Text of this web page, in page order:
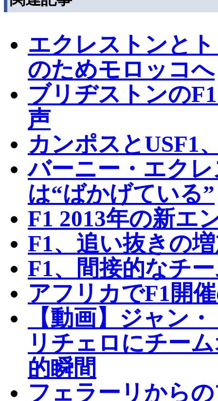
エクレストンと
のためモロッコへ
ブリヂストンの
声
カンポスとUSF1
バーニー・エク
は“ばかげている”
F1 2013年の新エ
F1、追い抜きの
F1、間接的なチ
アフリカでF1開
【動画】ジャン
リチェロにチー
的瞬間
フェラーリから